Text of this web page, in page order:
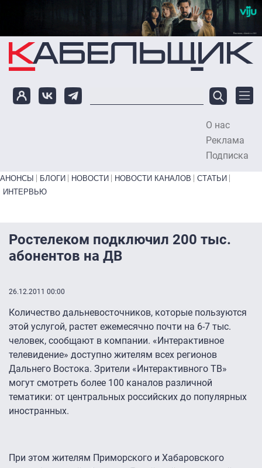
Перейти к основному содержанию
О нас
Реклама
Подписка
Primary links bottom
АНОНСЫ БЛОГИ НОВОСТИ НОВОСТИ КАНАЛОВ
СТАТЬИ
ИНТЕРВЬЮ
Ростелеком подключил 200 тыс.
абонентов на ДВ
26.12.2011 00:00
Количество дальневосточников, которые пользуются
этой услугой, растет ежемесячно почти на 6-7 тыс.
человек, сообщают в компании. «Интерактивное
телевидение» доступно жителям всех регионов
Дальнего Востока. Зрители «Интерактивного ТВ»
могут смотреть более 100 каналов различной
тематики: от центральных российских до популярных
иностранных.
При этом жителям Приморского и Хабаровского